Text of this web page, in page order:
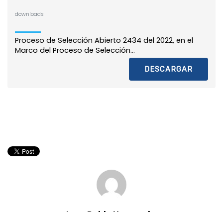
downloads
Proceso de Selección Abierto 2434 del 2022, en el
Marco del Proceso de Selección...
DESCARGAR